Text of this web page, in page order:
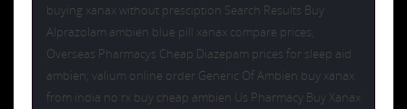
buying xanax without presciption Search Results Buy
Alprazolam ambien blue pill xanax compare prices,
Overseas Pharmacys Cheap Diazepam prices for sleep aid
ambien; valium online order Generic Of Ambien buy xanax
from india no rx buy cheap ambien Us Pharmacy Buy Xanax